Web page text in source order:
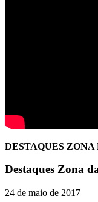
DESTAQUES ZONA
Destaques Zona
24 de maio de 2017